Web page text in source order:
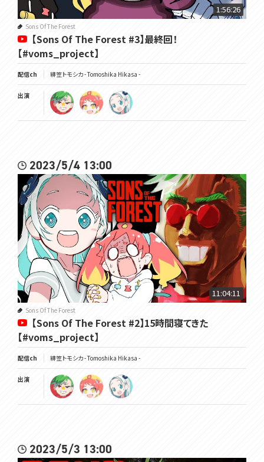
★VOMS Merch for September★
In celebration of Tomoshika Hikasa's birthday on 9/21, we've pro
duced some commemorative goods!
These will be made-to-order and permanent goods, so please f
eel free to purchase them. [DeepL]
▼Shop Page
https://voms.booth.pm
▽チャンネル登録よろしくね
https://www.youtube.com/channel/UC3vzVK_N_SUVKqbX69L_X4
g
▽ツイッターはここ
https://twitter.com/Tomoshika_H
▽公式サイト
https://voms.net/
#トモしび
1:56:26
Sons Of The Forest
【Sons Of The Forest #3】最終回！
【#voms_project】
配信ch 緋笠トモシカ - Tomoshika Hikasa -
出演
2023/5/4 13:00
11:04:11
Sons Of The Forest
【Sons Of The Forest #2】15時間寝てきた
【#voms_project】
配信ch 緋笠トモシカ - Tomoshika Hikasa -
出演
2023/5/3 13:00